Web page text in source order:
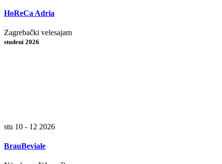
HoReCa Adria
Zagrebački velesajam
studeni 2026
stu 10 - 12 2026
BrauBeviale